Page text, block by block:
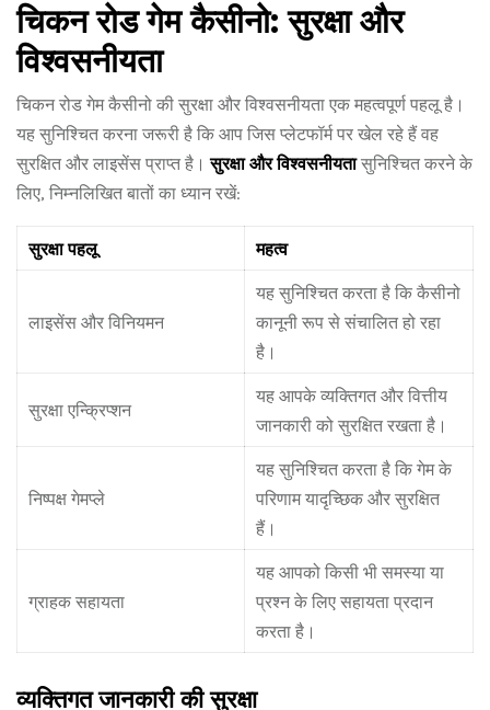
चिकन रोड गेम कैसीनो: सुरक्षा और
विश्वसनीयता
चिकन रोड गेम कैसीनो की सुरक्षा और विश्वसनीयता एक महत्वपूर्ण पहलू है।
यह सुनिश्चित करना जरूरी है कि आप जिस प्लेटफॉर्म पर खेल रहे हैं वह
सुरक्षित और लाइसेंस प्राप्त है।सुरक्षा और विश्वसनीयतासुनिश्चित करने के
लिए, निम्नलिखित बातों का ध्यान रखें:
सुरक्षा पहलू महत्व
लाइसेंस और विनियमन
यह सुनिश्चित करता है कि कैसीनो
कानूनी रूप से संचालित हो रहा
है।
सुरक्षा एन्क्रिप्शन
यह आपके व्यक्तिगत और वित्तीय
जानकारी को सुरक्षित रखता है।
निष्पक्ष गेमप्ले
यह सुनिश्चित करता है कि गेम के
परिणाम यादृच्छिक और सुरक्षित
हैं।
ग्राहक सहायता
यह आपको किसी भी समस्या या
प्रश्न के लिए सहायता प्रदान
करता है।
व्यक्तिगत जानकारी की सुरक्षा